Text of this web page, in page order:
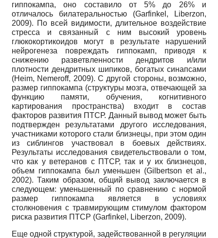
гиппокампа, оно составило от 5% до 26% и
отличалось билатеральностью (Garfinkel, Liberzon,
2009). По всей видимости, длительное воздействие
стресса и связанный с ним высокий уровень
глюкокортикоидов могут в результате нарушений
нейрогенеза повреждать гиппокамп, приводя к
снижению разветвленности дендритов и/или
плотности дендритных шипиков, богатых синапсами
(Heim, Nemeroff, 2009). С другой стороны, возможно,
размер гиппокампа (структуры мозга, отвечающей за
функцию памяти, обучения, когнитивного
картирования пространства) входит в состав
факторов развития ПТСР. Данный вывод может быть
подтвержден результатами другого исследования,
участниками которого стали близнецы, при этом один
из сиблингов участвовал в боевых действиях.
Результаты исследования свидетельствовали о том,
что как у ветеранов с ПТСР, так и у их близнецов,
объем гиппокампа был уменьшен (Gilbertson et al.,
2002). Таким образом, общий вывод заключается в
следующем: уменьшенный по сравнению с нормой
размер гиппокампа является в условиях
столкновения с травмирующим стимулом фактором
риска развития ПТСР (Garfinkel, Liberzon, 2009).
Еще одной структурой, задействованной в регуляции